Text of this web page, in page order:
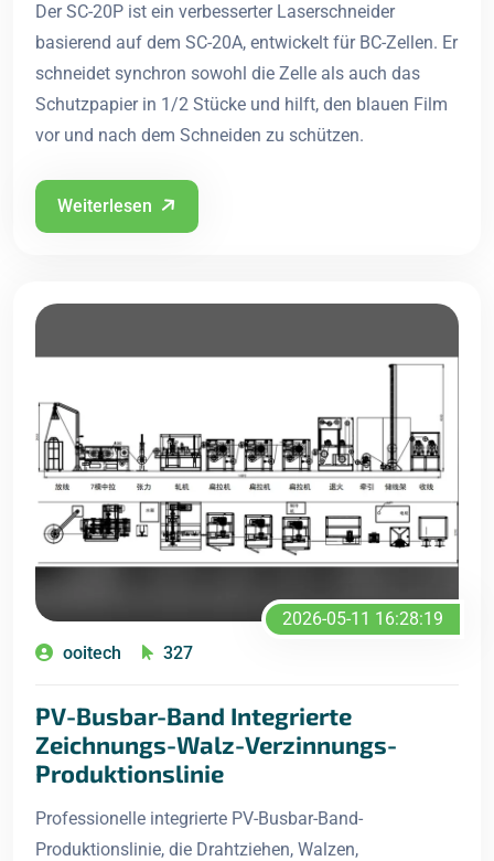
Der SC-20P ist ein verbesserter Laserschneider
basierend auf dem SC-20A, entwickelt für BC-Zellen. Er
schneidet synchron sowohl die Zelle als auch das
Schutzpapier in 1/2 Stücke und hilft, den blauen Film
vor und nach dem Schneiden zu schützen.
Weiterlesen
2026-05-11 16:28:19
ooitech
327
PV-Busbar-Band Integrierte
Zeichnungs-Walz-Verzinnungs-
Produktionslinie
Professionelle integrierte PV-Busbar-Band-
Produktionslinie, die Drahtziehen, Walzen,